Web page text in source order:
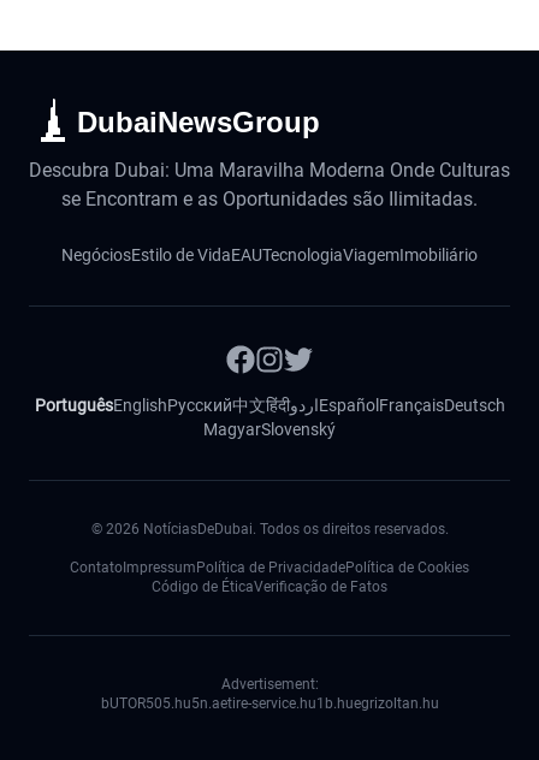
DubaiNewsGroup
Descubra Dubai: Uma Maravilha Moderna Onde Culturas
se Encontram e as Oportunidades são Ilimitadas.
NegóciosEstilo de VidaEAUTecnologiaViagemImobiliário
PortuguêsEnglishРусский中文हिंदीاردوEspañol FrançaisDeutsch
MagyarSlovenský
© 2026 NotíciasDeDubai. Todos os direitos reservados.
Contato Impressum Política de PrivacidadePolítica de Cookies
Código de ÉticaVerificação de Fatos
Advertisement:
bUTOR505.hu5n.aetire-service.hu1b.huegrizoltan.hu